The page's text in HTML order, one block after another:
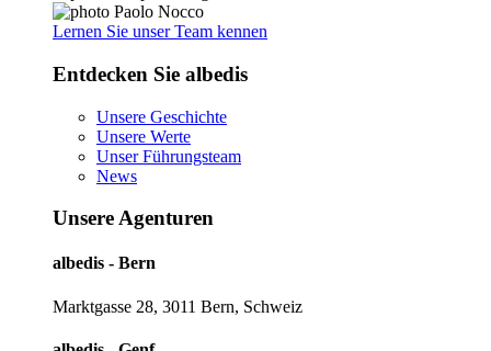
Lernen Sie unser Team kennen
Entdecken Sie albedis
Unsere Geschichte
Unsere Werte
Unser Führungsteam
News
Unsere Agenturen
albedis - Bern
Marktgasse 28, 3011 Bern, Schweiz